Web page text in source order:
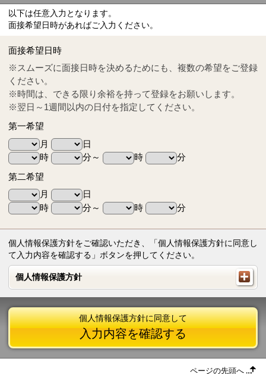
Tel
0570-55-0314
以下は任意入力となります。
面接希望日時があればご入力ください。
面接希望日時
※スムーズに面接日時を決めるためにも、複数の希望をご登録
ください。
※時間は、できる限り余裕を持って登録をお願いします。
※翌日～1週間以内の日付を指定してください。
第一希望
月
日
時
分～ 時
分
第二希望
月
日
時
分～ 時 分
個人情報保護方針をご確認いただき、「個人情報保護方針に同意し
て入力内容を確認する」ボタンを押してください。
個人情報保護方針
個人情報保護方針
個人情報保護方針に同意して
入力内容を確認する
ページの先頭へ